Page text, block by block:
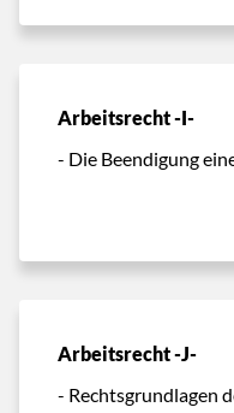
Arbeitsrecht -I-
- Die Beendigung
Arbeitsrecht -J-
- Rechtsgrundlagen